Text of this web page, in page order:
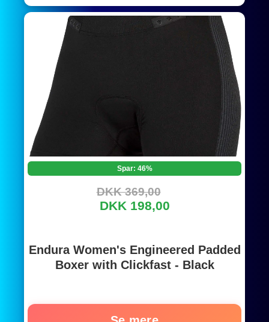
Spar: 46%
DKK 369,00
DKK 198,00
Endura Women's Engineered Padded
Boxer with Clickfast - Black